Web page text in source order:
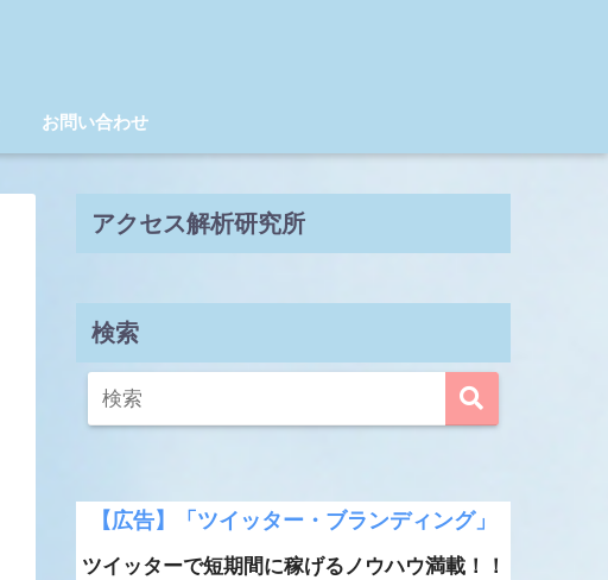
お問い合わせ
アクセス解析研究所
検索
【広告】「ツイッター・ブランディング」
ツイッターで短期間に稼げるノウハウ満載！！